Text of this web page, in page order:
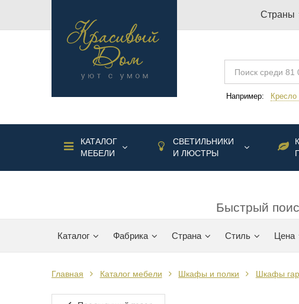
Страны
Например: Кресло
КАТАЛОГ
МЕБЕЛИ
СВЕТИЛЬНИКИ
И ЛЮСТРЫ
Быстрый
Каталог Фабрика Страна Стиль Цена
Главная Каталог мебели Шкафы и полки Шкафы